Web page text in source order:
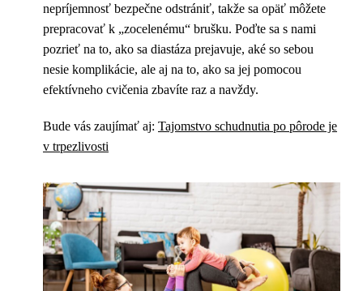
nepríjemnosť bezpečne odstrániť, takže sa opäť môžete
prepracovať k „zocelenému“ brušku. Poďte sa s nami
pozrieť na to, ako sa diastáza prejavuje, aké so sebou
nesie komplikácie, ale aj na to, ako sa jej pomocou
efektívneho cvičenia zbavíte raz a navždy.
Bude vás zaujímať aj: Tajomstvo schudnutia po pôrode je
v trpezlivosti